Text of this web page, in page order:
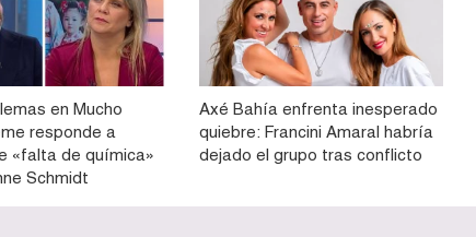
en Mucho
responde a
«falta de química»
Schmidt
Axé Bahía enfrenta inesperado
quiebre: Francini Amaral habría
dejado el grupo tras conflicto